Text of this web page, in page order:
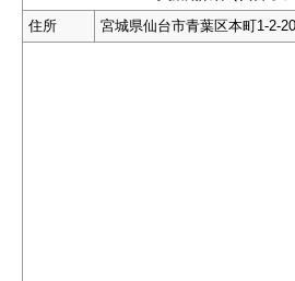
住所
宮城県仙台市青葉区本町1-2-